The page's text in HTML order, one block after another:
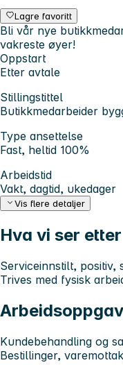
Lagre favoritt
Bli vår nye
vakreste øyer!
Oppstart
Etter avtale
Stillingstittel
Butikkmedarbeider
Type ansettelse
Fast, heltid 100%
Arbeidstid
Vakt, dagtid, ukedager
Vis flere detaljer
Hva vi ser etter
Serviceinnstilt,
Trives med fysisk
Kundebehandling og
Bestillinger,